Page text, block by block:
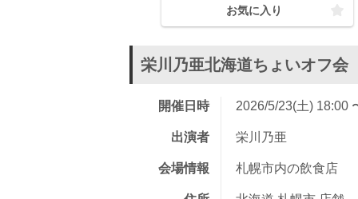
お気に入り
栄川乃亜北海道ちょいオフ会
開催日時 2026/5/23(土) 18:00
出演者 栄川乃亜
会場情報 札幌市内の飲食店